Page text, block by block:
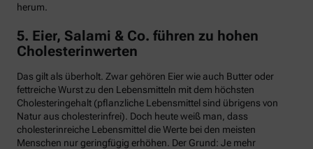
herum.
5. Eier, Salami & Co. führen zu hohen
Cholesterinwerten
Das gilt als überholt. Zwar gehören Eier wie auch Butter oder
fettreiche Wurst zu den Lebensmitteln mit dem höchsten
Cholesteringehalt (pflanzliche Lebensmittel sind übrigens von
Natur aus cholesterinfrei). Doch heute weiß man, dass
cholesterinreiche Lebensmittel die Werte bei den meisten
Menschen nur geringfügig erhöhen. Der Grund: Je mehr